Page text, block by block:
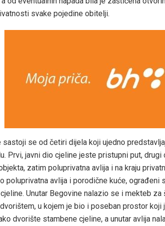
svake pojedine obitelji.
sastoji se od četiri dijela koji ujedno
Prvi, javni dio cjeline jeste pristupni put,
zatim poluprivatna avlija i na kraju
poluprivatna avlija i porodične kuće,
Unutar Begovine nalazio se i mekteb
u kojem je bio i poseban prostor koji
dvorište stambene cjeline, a unutar avlija